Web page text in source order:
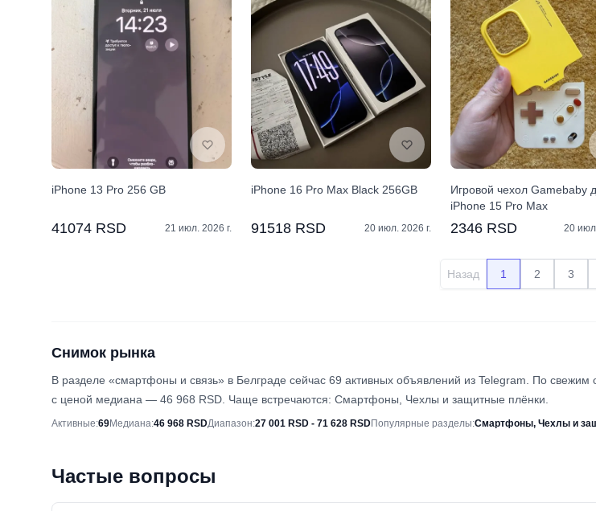
iPhone 13 Pro 256 GB
41074 RSD 21 июл. 2026 г.
iPhone 16 Pro Max Black 256GB
91518 RSD 20 июл. 2026 г.
Игровой чехол Gamebaby
iPhone 15 Pro Max
2346 RSD 20
Назад 1 2 3
Снимок рынка
В разделе «смартфоны и связь» в Белграде сейчас 69 активных объявлений из Telegram. По свежим
с ценой медиана — 46 968 RSD. Чаще встречаются: Смартфоны, Чехлы и защитные плёнки.
Снимок рынка
Активные:69Медиана:46 968 RSDДиапазон:27 001 RSD - 71 628 RSDПопулярные разделы:Смартфоны, Чехлы и
Частые вопросы